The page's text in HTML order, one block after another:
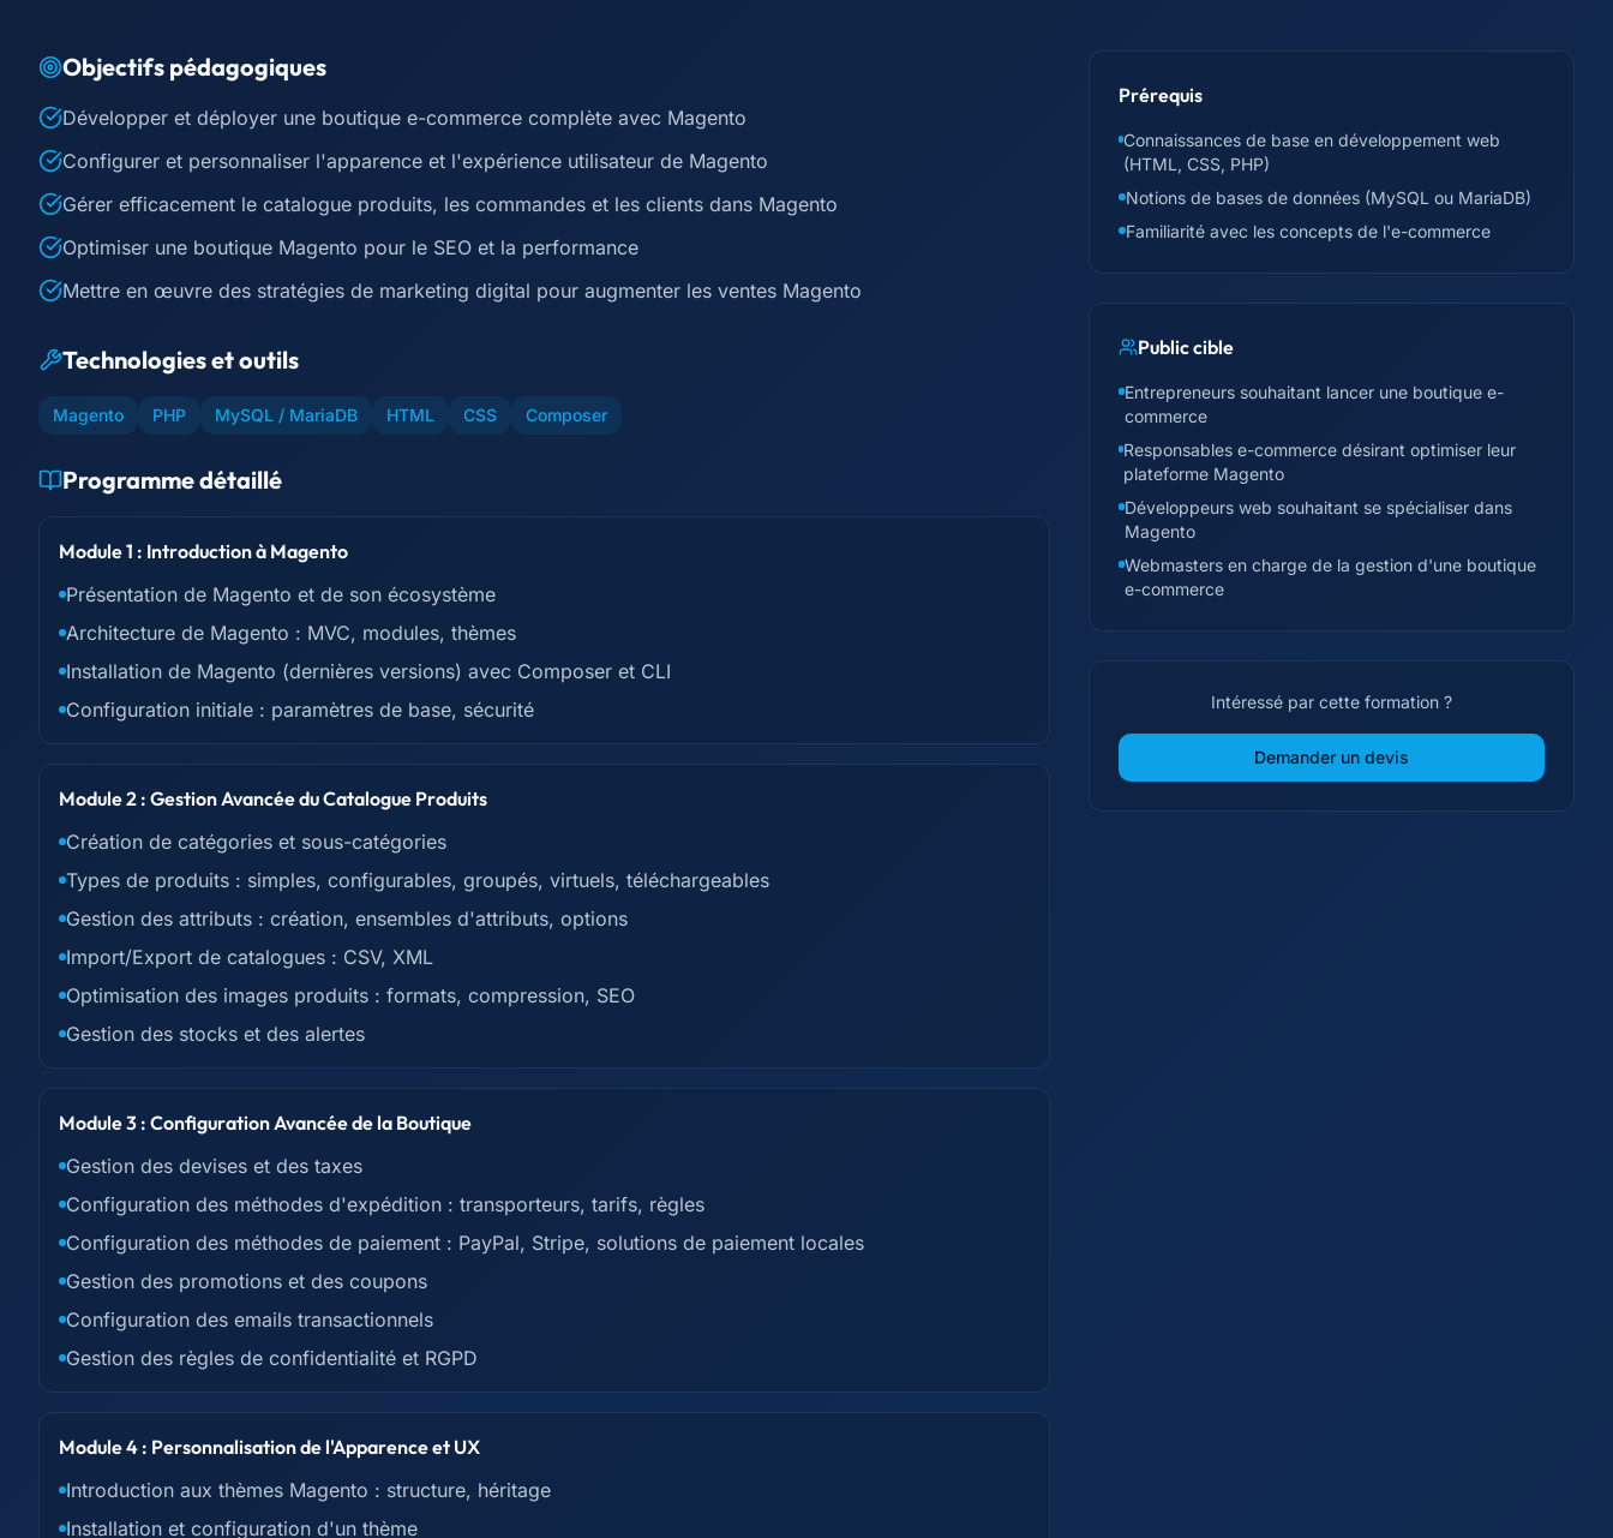
Objectifs pédagogiques
Développer et déployer une boutique e-commerce complète avec Magento
Configurer et personnaliser l'apparence et l'expérience utilisateur de Magento
Gérer efficacement le catalogue produits, les commandes et les clients dans Magento
Optimiser une boutique Magento pour le SEO et la performance
Mettre en œuvre des stratégies de marketing digital pour augmenter les ventes Magento
Technologies et outils
Magento PHP MySQL / MariaDB HTML CSS Composer
Programme détaillé
Module 1 : Introduction à Magento
Présentation de Magento et de son écosystème
Architecture de Magento : MVC, modules, thèmes
Installation de Magento (dernières versions) avec Composer et CLI
Configuration initiale : paramètres de base, sécurité
Module 2 : Gestion Avancée du Catalogue Produits
Création de catégories et sous-catégories
Types de produits : simples, configurables, groupés, virtuels, téléchargeables
Gestion des attributs : création, ensembles d'attributs, options
Import/Export de catalogues : CSV, XML
Optimisation des images produits : formats, compression, SEO
Gestion des stocks et des alertes
Module 3 : Configuration Avancée de la Boutique
Gestion des devises et des taxes
Configuration des méthodes d'expédition : transporteurs, tarifs, règles
Configuration des méthodes de paiement : PayPal, Stripe, solutions de paiement locales
Gestion des promotions et des coupons
Configuration des emails transactionnels
Gestion des règles de confidentialité et RGPD
Module 4 : Personnalisation de l'Apparence et UX
Introduction aux thèmes Magento : structure, héritage
Installation et configuration d'un thème
Prérequis
Connaissances de base en développement web
(HTML, CSS, PHP)
Notions de bases de données (MySQL ou MariaDB)
Familiarité avec les concepts de l'e-commerce
Public cible
Entrepreneurs souhaitant lancer une boutique e-
commerce
Responsables e-commerce désirant optimiser leur
plateforme Magento
Développeurs web souhaitant se spécialiser dans
Magento
Webmasters en charge de la gestion d'une boutique
e-commerce
Intéressé par cette formation ?
Demander un devis